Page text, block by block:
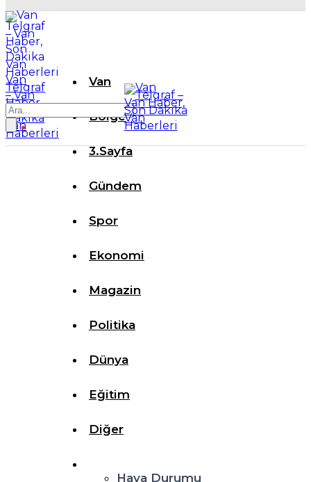
Van
Telgraf
– Van
Haber,
Son
Dakika
Van
Haberleri
Van
Bölge
3.Sayfa
Gündem
Spor
Ekonomi
Magazin
Politika
Dünya
Eğitim
Diğer
Hava Durumu